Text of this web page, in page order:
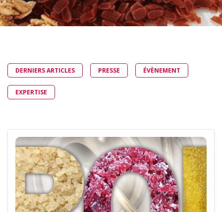
DERNIERS ARTICLES PRESSE ÉVÈNEMENT
EXPERTISE